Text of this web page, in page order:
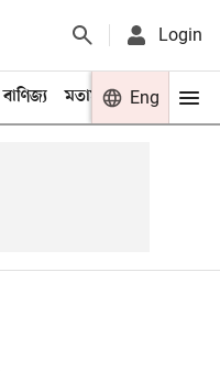
Login
বাণিজ্য মতামত খেলা
Eng